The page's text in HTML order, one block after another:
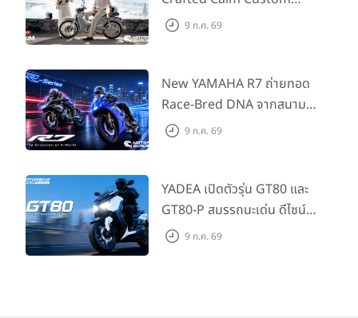
Edition ถ่ายทอดความคลาสสิ
House Flagship Store ทั่ว
ประเทศ
9 ก.ค. 69
New YAMAHA R7 ถ่ายทอด
Race-Bred DNA จากสนาม
แข่งสู่ซูเปอร์สปอร์ตคลาสกลาง
9 ก.ค. 69
YADEA เปิดตัวรุ่น GT80 และ
GT80-P สมรรถนะเด่น ดีไซน์หรู
ปลอดภัย ราคาเข้าถึงง่าย จด
9 ก.ค. 69